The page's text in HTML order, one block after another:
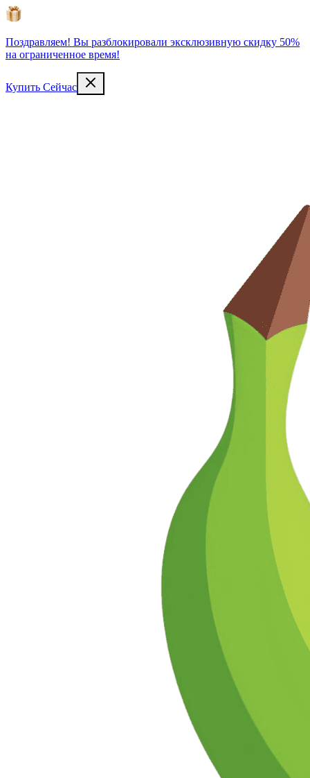
Поздравляем! Вы разблокировали эксклюзивную скидку 50%
на ограниченное время!
Купить Сейчас